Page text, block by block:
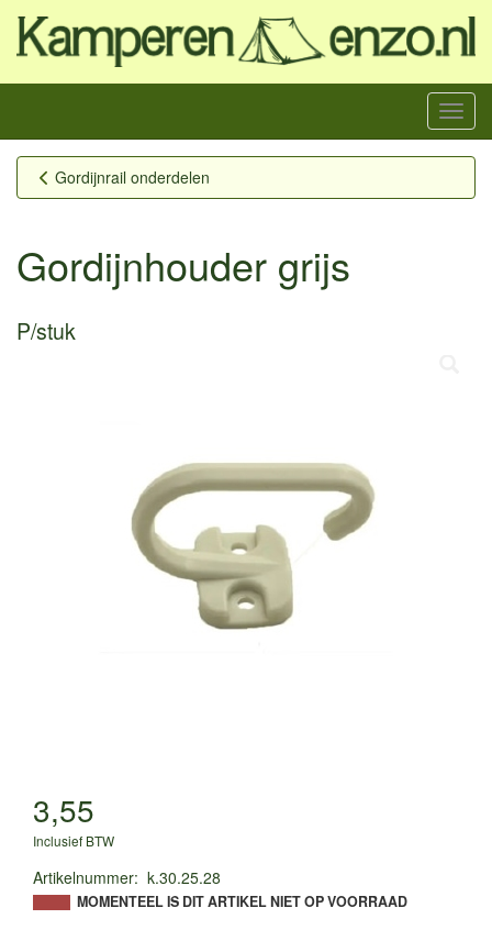
Menu
Gordijnrail onderdelen
Gordijnhouder grijs
P/stuk
3,55
Inclusief BTW
Artikelnummer: k.30.25.28
MOMENTEEL IS DIT ARTIKEL NIET OP VOORRAAD